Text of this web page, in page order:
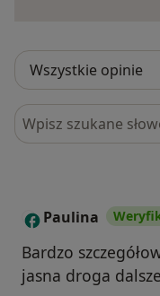
Szukaj w opiniach
P Paulina
Bardzo
jasna droga